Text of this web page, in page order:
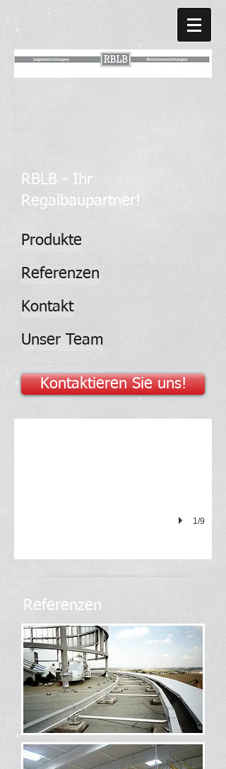
RBLB - Ihr
Regalbaupartner!
Produkte
Referenzen
Kontakt
Unser Team
Kontaktieren Sie uns!
1/9
Referenzen